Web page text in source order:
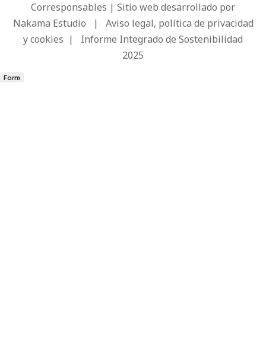
Corresponsables | Sitio web desarrollado por
Nakama Estudio | Aviso legal, política de privacidad
y cookies | Informe Integrado de Sostenibilidad
2025
Form